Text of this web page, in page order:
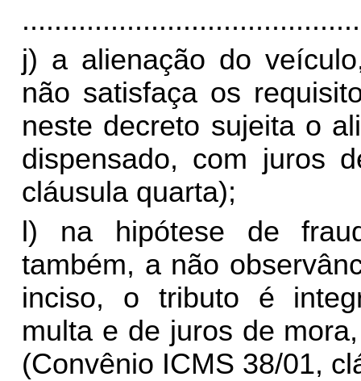
j) a alienação do
não satisfaça os
neste decreto sujeita o
dispensado, com juros
cláusula quarta);
l) na hipótese de
também, a não
inciso, o tributo é
multa e de juros de
(Convênio ICMS 38/01,